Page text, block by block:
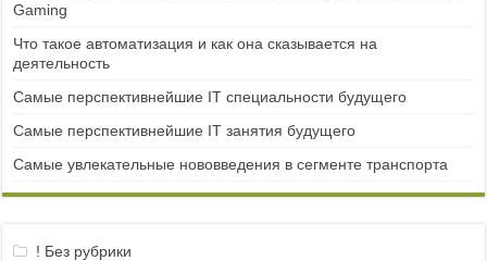
Gaming
Что такое автоматизация и как она сказывается на
деятельность
Самые перспективнейшие IT специальности будущего
Самые перспективнейшие IT занятия будущего
Самые увлекательные нововведения в сегменте транспорта
! Без рубрики